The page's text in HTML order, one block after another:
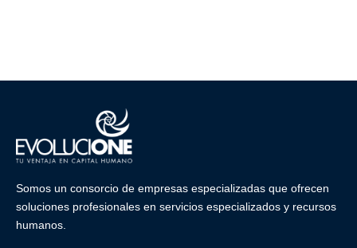
Somos un consorcio de empresas especializadas que ofrecen
soluciones profesionales en servicios especializados y recursos
humanos